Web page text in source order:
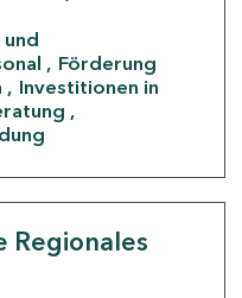
Förderung
Investitionen in
Regionales